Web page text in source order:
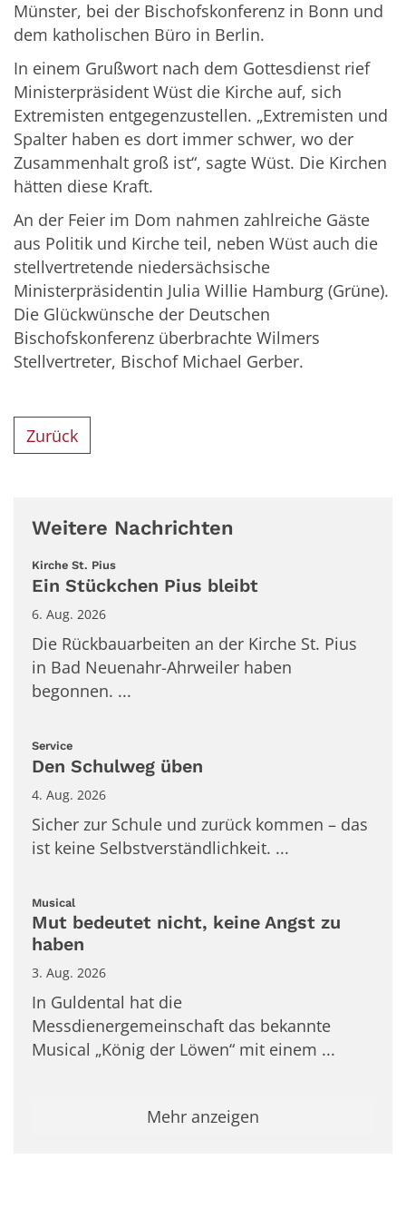
Münster, bei der Bischofskonferenz in Bonn und
dem katholischen Büro in Berlin.
In einem Grußwort nach dem Gottesdienst rief
Ministerpräsident Wüst die Kirche auf, sich
Extremisten entgegenzustellen. „Extremisten und
Spalter haben es dort immer schwer, wo der
Zusammenhalt groß ist“, sagte Wüst. Die Kirchen
hätten diese Kraft.
An der Feier im Dom nahmen zahlreiche Gäste
aus Politik und Kirche teil, neben Wüst auch die
stellvertretende niedersächsische
Ministerpräsidentin Julia Willie Hamburg (Grüne).
Die Glückwünsche der Deutschen
Bischofskonferenz überbrachte Wilmers
Stellvertreter, Bischof Michael Gerber.
Zurück
Weitere Nachrichten
Kirche St. Pius:
Ein Stückchen Pius bleibt
6. Aug. 2026
Die Rückbauarbeiten an der Kirche St. Pius
in Bad Neuenahr-Ahrweiler haben
begonnen. ...
Service:
Den Schulweg üben
4. Aug. 2026
Sicher zur Schule und zurück kommen – das
ist keine Selbstverständlichkeit. ...
Musical
Mut bedeutet nicht, keine Angst zu
haben
3. Aug. 2026
In Guldental hat die
Messdienergemeinschaft das bekannte
Musical „König der Löwen“ mit einem ...
Mehr anzeigen